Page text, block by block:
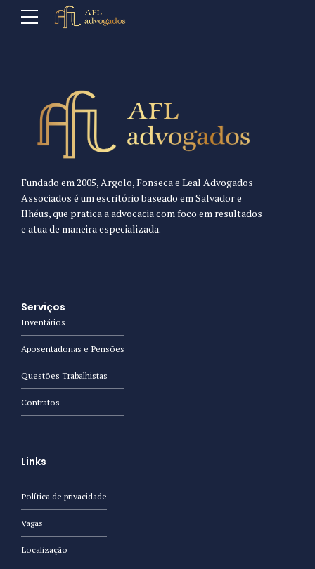
Fundado em 2005, Argolo, Fonseca e Leal Advogados
Associados é um escritório baseado em Salvador e
Ilhéus, que pratica a advocacia com foco em resultados
e atua de maneira especializada.
Serviços
Inventários
Aposentadorias e Pensões
Questões Trabalhistas
Contratos
Links
Política de privacidade
Vagas
Localização